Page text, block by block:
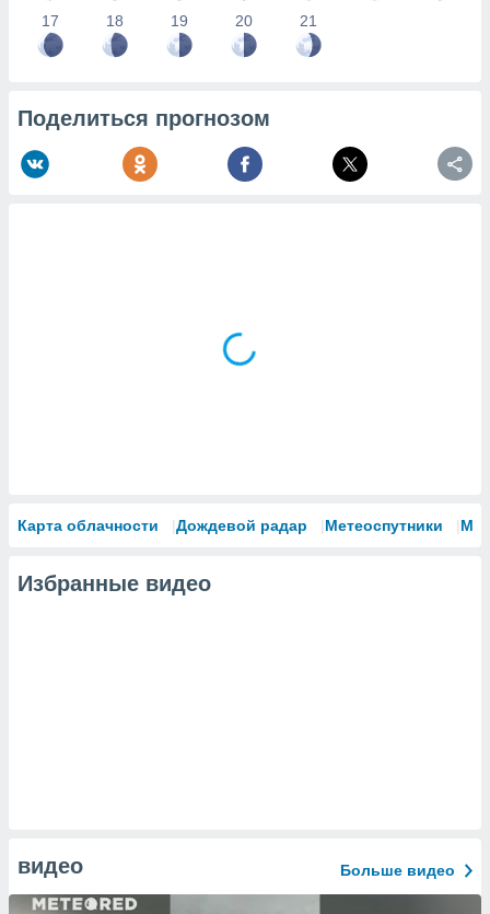
17 18 19 20 21
Поделиться прогнозом
Карта облачности Дождевой радар Метеоспутники
Избранные видео
видео Больше видео